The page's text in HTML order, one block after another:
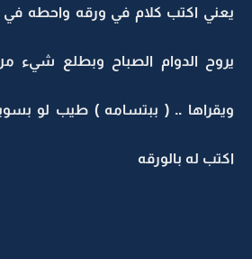
يعني اكتب كلام في ورقه واحطه في
يروح الدوام الصباح وبطلع شيء
ويقراها .. ( ببتسامه ) طيب لو
اكتب له بالورقه